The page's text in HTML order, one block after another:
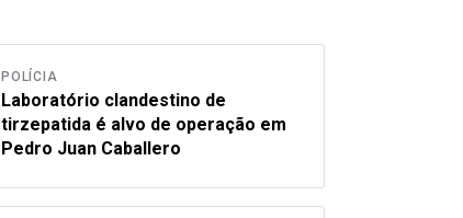
POLÍCIA
Laboratório clandestino de
tirzepatida é alvo de operação em
Pedro Juan Caballero